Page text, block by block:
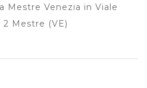
Mestre Venezia in Viale
2 Mestre (VE)